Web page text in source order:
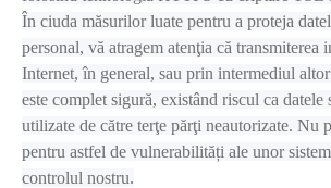
În ciuda măsurilor luate pentru a proteja
personal, vă atragem atenţia că
Internet, în general, sau prin intermediul
este complet sigură, existând riscul ca datele
utilizate de către terţe părţi neautorizate. Nu
pentru astfel de vulnerabilități ale unor
controlul nostru.